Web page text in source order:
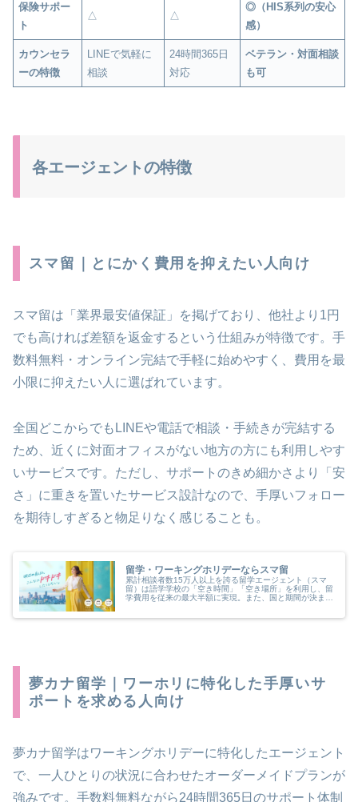
保険サポー
ト
△ △
◎（HIS系列の安心
感）
カウンセラ
ーの特徴
LINEで気軽に
相談
24時間365日
対応
ベテラン・対面相談
も可
各エージェントの特徴
スマ留｜とにかく費用を抑えたい人向け
スマ留は「業界最安値保証」を掲げており、他社より1円
でも高ければ差額を返金するという仕組みが特徴です。手
数料無料・オンライン完結で手軽に始めやすく、費用を最
小限に抑えたい人に選ばれています。
全国どこからでもLINEや電話で相談・手続きが完結する
ため、近くに対面オフィスがない地方の方にも利用しやす
いサービスです。ただし、サポートのきめ細かさより「安
さ」に重きを置いたサービス設計なので、手厚いフォロー
を期待しすぎると物足りなく感じることも。
留学・ワーキングホリデーならスマ留
累計相談者数15万人以上を誇る留学エージェント（スマ
留）は語学学校の「空き時間」「空き場所」を利用し、留
学費用を従来の最大半額に実現。また、国と期間が決まれ
夢カナ留学｜ワーホリに特化した手厚いサ
ポートを求める人向け
夢カナ留学はワーキングホリデーに特化したエージェント
で、一人ひとりの状況に合わせたオーダーメイドプランが
強みです。手数料無料ながら24時間365日のサポート体制